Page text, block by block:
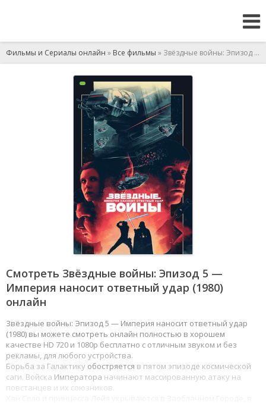
Фильмы и Сериалы онлайн » Все фильмы » Звёздные войны: Эпизод 5 — Империя наносит ответный удар
Смотреть Звёздные войны: Эпизод 5 —
Империя наносит ответный удар (1980)
онлайн
Звёздные войны: Эпизод 5 — Империя наносит ответный удар
(1980) вы можете смотреть онлайн полностью в хорошем
качестве HD 720 и 1080p бесплатно с отличным звуком и без
рекламы, для любого устройства.
Борьба за Галактику обостряется в пятом эпизоде космической
саги. Войска Императора начинают массированную атаку на
повстанцев и их союзников.